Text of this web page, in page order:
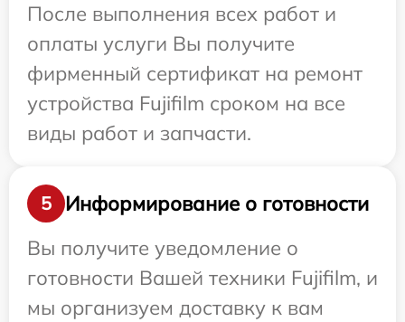
После выполнения всех работ и
оплаты услуги Вы получите
фирменный сертификат на ремонт
устройства Fujifilm сроком на все
виды работ и запчасти.
5
Информирование о готовности
Вы получите уведомление о
готовности Вашей техники Fujifilm, и
мы организуем доставку к вам